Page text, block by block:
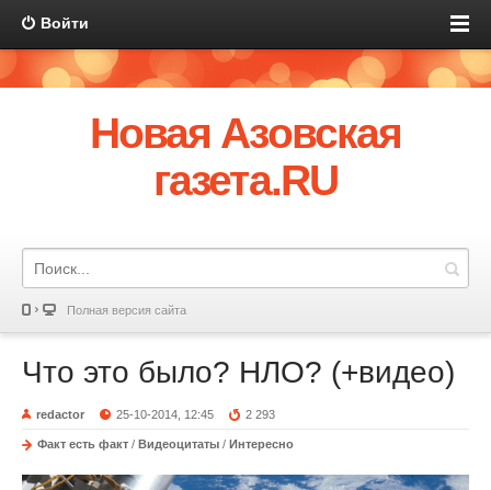
Войти
Новая Азовская
газета.RU
Полная версия сайта
Что это было? НЛО? (+видео)
redactor 25-10-2014, 12:45 2 293
Факт есть факт / Видеоцитаты / Интересно